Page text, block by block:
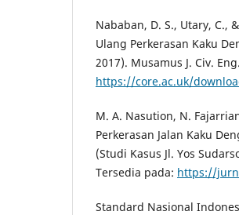
Nababan, D. S., Utary, C.,
Ulang Perkerasan Kaku
2017). Musamus J. Civ. Eng.
https://core.ac.uk/
M. A. Nasution, N.
Perkerasan Jalan Kaku
(Studi Kasus Jl. Yos
Tersedia pada: https://
Standard Nasional